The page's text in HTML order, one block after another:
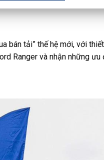
bán tải” thế hệ mới, với
Ranger và nhận những